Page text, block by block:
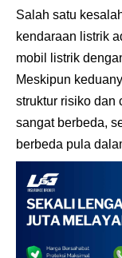
Salah satu
kendaraan listrik
mobil listrik
Meskipun
struktur risiko dan
sangat berbeda,
berbeda pula